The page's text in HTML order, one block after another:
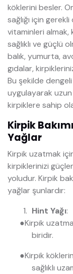
köklerini besler.
sağlığı için
vitaminleri almak,
sağlıklı ve güçlü
balık, yumurta,
gıdalar,
Bu şekilde
uygulayarak uzun
kirpiklere sahip
Kirpik
Yağlar
Kirpik uzatmak
kirpiklerinizi
yoludur. Kirpik
yağlar şunlardır:
Hint Yağı:
●Kirpik
biridir.
●Kirpik
sağlıklı